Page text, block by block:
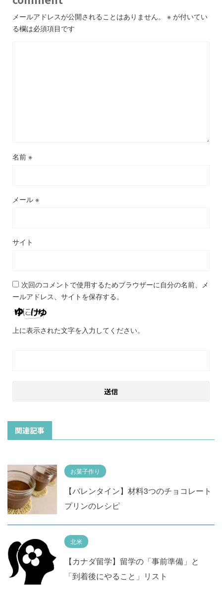
メールアドレスが公開されることはありません。 ※ が付いてい
る欄は必須項目です
名前 ※
メール ※
サイト
次回のコメントで使用するためブラウザーに自分の名前、メ
ールアドレス、サイトを保存する。
上に表示された文字を入力してください。
関連記事
お菓子作り
【バレンタイン】材料3つのチョコレート
プリンのレシピ
北米
【カナダ留学】留学の「事前準備」と
「到着後にやること」リスト